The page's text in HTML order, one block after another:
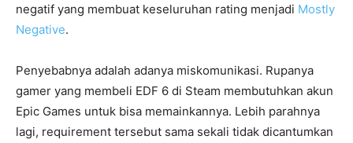
negatif yang membuat keseluruhan rating menjadi Mostly
Negative.
Penyebabnya adalah adanya miskomunikasi. Rupanya
gamer yang membeli EDF 6 di Steam membutuhkan akun
Epic Games untuk bisa memainkannya. Lebih parahnya
lagi, requirement tersebut sama sekali tidak dicantumkan